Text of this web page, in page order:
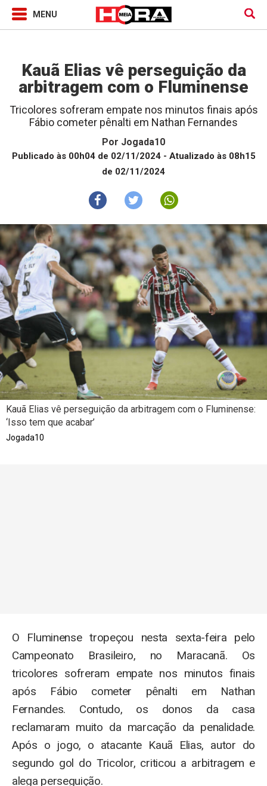
Kauã Elias vê perseguição da
arbitragem com o Fluminense
Tricolores sofreram empate nos minutos finais após
Fábio cometer pênalti em Nathan Fernandes
Por Jogada10
Publicado às 00h04 de 02/11/2024 - Atualizado às 08h15
de 02/11/2024
Kauã Elias vê perseguição da arbitragem com o Fluminense:
‘Isso tem que acabar’
Jogada10
O Fluminense tropeçou nesta sexta-feira pelo
Campeonato Brasileiro, no Maracanã. Os
tricolores sofreram empate nos minutos finais
após Fábio cometer pênalti em Nathan
Fernandes. Contudo, os donos da casa
reclamaram muito da marcação da penalidade.
Após o jogo, o atacante Kauã Elias, autor do
segundo gol do Tricolor, criticou a arbitragem e
alega perseguição.